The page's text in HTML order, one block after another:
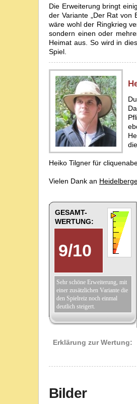
Die Erweiterung bringt
der Variante „Der Rat von
wäre wohl der Ringkrieg
sondern einen oder
Heimat aus. So wird in
Spiel.
Heiko Tilgner für
Vielen Dank an
GESAMT-
WERTUNG:
9/10
Sehr schöne Erweiterung, mit
einer zusätzlichen Variante die
den Spielreiz noch einmal
deutlich steigert.
Erklärung zur Wertung:
Bilder